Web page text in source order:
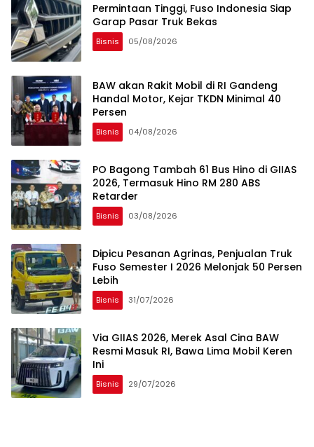
Permintaan Tinggi, Fuso Indonesia Siap
Garap Pasar Truk Bekas
Bisnis 05/08/2026
BAW akan Rakit Mobil di RI Gandeng
Handal Motor, Kejar TKDN Minimal 40
Persen
Bisnis 04/08/2026
PO Bagong Tambah 61 Bus Hino di GIIAS
2026, Termasuk Hino RM 280 ABS
Retarder
Bisnis 03/08/2026
Dipicu Pesanan Agrinas, Penjualan Truk
Fuso Semester I 2026 Melonjak 50 Persen
Lebih
Bisnis 31/07/2026
Via GIIAS 2026, Merek Asal Cina BAW
Resmi Masuk RI, Bawa Lima Mobil Keren
Ini
Bisnis 29/07/2026